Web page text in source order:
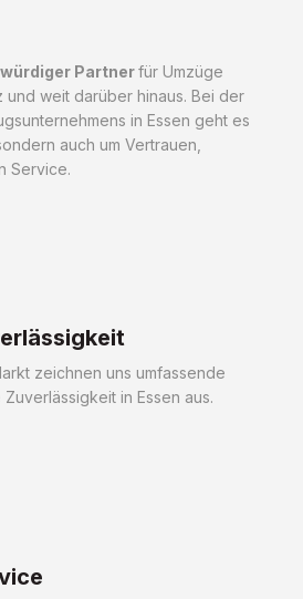
Partnerfür Umzüge
und weit darüber hinaus. Bei der
in Essen geht es
auch um Vertrauen,
Service.
zeichnen uns umfassende
in Essen aus.